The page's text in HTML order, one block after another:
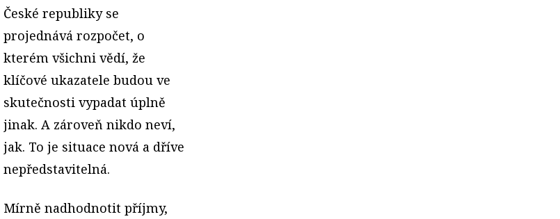
České republiky se
projednává rozpočet, o
kterém všichni vědí, že
klíčové ukazatele budou ve
skutečnosti vypadat úplně
jinak. A zároveň nikdo neví,
jak. To je situace nová a dříve
nepředstavitelná.
Mírně nadhodnotit příjmy,